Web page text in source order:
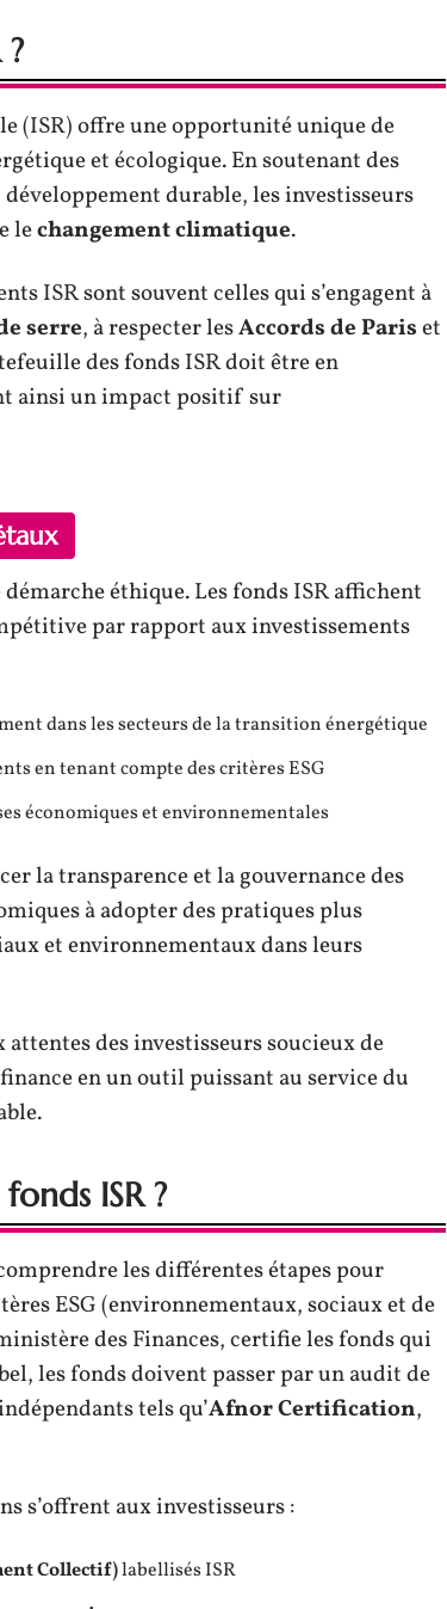
(ISR) offre une opportunité unique de
et écologique. En soutenant des
durable, les investisseurs
lechangement climatique.
ISR sont souvent celles qui s’engagent à
serre, à respecter lesAccords de Pariset
des fonds ISR doit être en
ainsi un impact positif sur
éthique. Les fonds ISR affichent
par rapport aux investissements
dans les secteurs de la transition énergétique
en tenant compte des critères ESG
économiques et environnementales
la transparence et la gouvernance des
à adopter des pratiques plus
et environnementaux dans leurs
attentes des investisseurs soucieux de
en un outil puissant au service du
ISR ?
les différentes étapes pour
ESG (environnementaux, sociaux et de
des Finances, certifie les fonds qui
les fonds doivent passer par un audit de
tels qu’Afnor Certification,
s’offrent aux investisseurs :
Collectif)labellisés ISR